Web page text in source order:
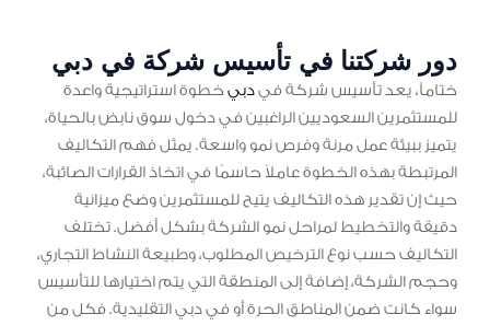
دور شركتنا في تأسيس شركة في دبي
ختاماً، يعد تأسيس شركة فيدبيخطوة استراتيجية واعدة
للمستثمرين السعوديين الراغبين في دخول سوق نابض بالحياة،
يتميز ببيئة عمل مرنة وفرص نمو واسعة. يمثل فهم التكاليف
المرتبطة بهذه الخطوة عاملاً حاسمًا في اتخاذ القرارات الصائبة،
حيث إن تقدير هذه التكاليف يتيح للمستثمرين وضع ميزانية
دقيقة والتخطيط لمراحل نمو الشركة بشكل أفضل. تختلف
التكاليف حسب نوع الترخيص المطلوب، وطبيعة النشاط التجاري،
وحجم الشركة، إضافة إلى المنطقة التي يتم اختيارها للتأسيس
سواء كانت ضمن المناطق الحرة أو في دبي التقليدية. فكل من